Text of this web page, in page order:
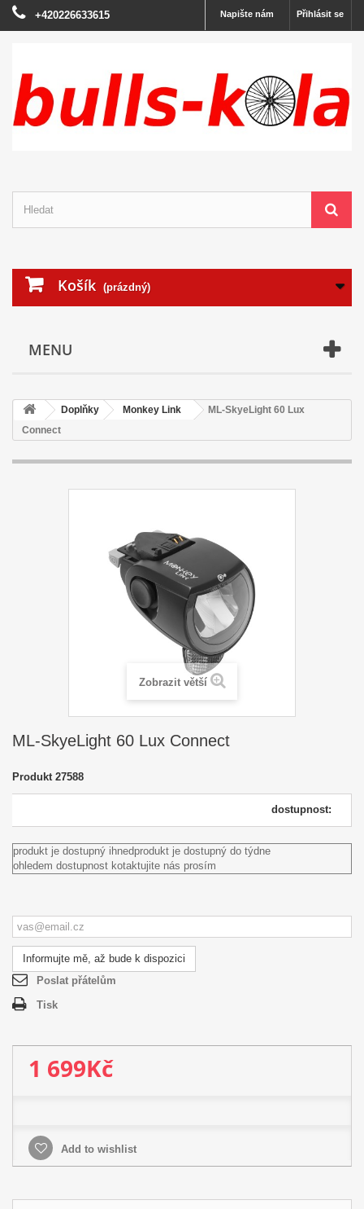
Přihlásit se
Napište nám
+420226633615
Košík (prázdný)
MENU
Doplňky Monkey Link
ML-SkyeLight 60 Lux
Connect
Zobrazit větší
ML-SkyeLight 60 Lux Connect
Produkt 27588
dostupnost:
produkt je dostupný ihnedprodukt je dostupný do týdne
ohledem dostupnost kotaktujite nás prosím
Informujte mě, až bude k dispozici
Poslat přátelům
Tisk
1 699Kč
Add to wishlist